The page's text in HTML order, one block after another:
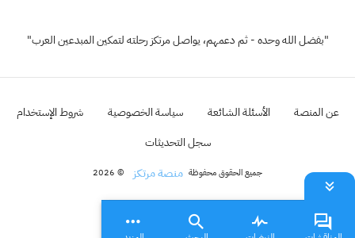
"بفضل الله وحده - ثم دعمهم، يواصل مرتكز رحلته لتمكين المبدعين العرب"
عن المنصة الأسئلة الشائعة سياسة الخصوصية
شروط الإستخدام
سجل التحديثات
جميع الحقوق محفوظة منصة مرتكز © 2026